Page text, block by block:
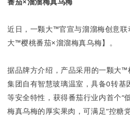
近日，一颗大™官宣与溜溜梅创意联
大™樱桃番茄×溜溜梅真乌梅】。
据品牌方介绍，产品采用的一颗大
集团自有智慧玻璃温室，具备0转基
等安全特性，获得番茄行业内首个“
梅真乌梅的厚实果肉，可满足“控糖